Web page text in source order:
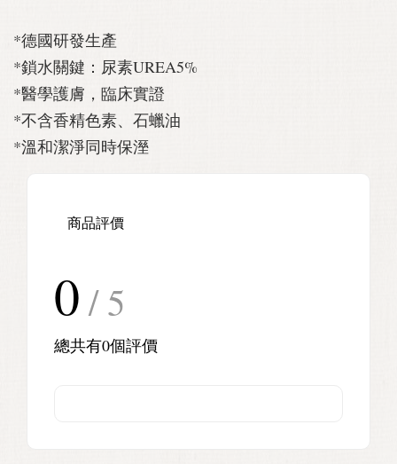
*德國研發生產
*鎖水關鍵：尿素UREA5%
*醫學護膚，臨床實證
*不含香精色素、石蠟油
*溫和潔淨同時保溼
商品評價
0 / 5
總共有0個評價